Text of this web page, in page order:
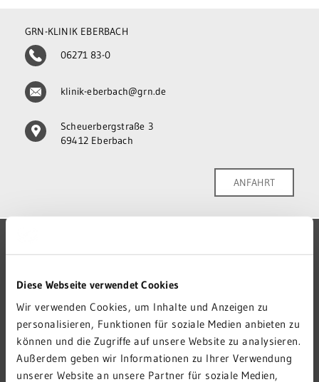
Diese Webseite verwendet Cookies
Wir verwenden Cookies, um Inhalte und Anzeigen zu
personalisieren, Funktionen für soziale Medien anbieten zu
können und die Zugriffe auf unsere Website zu analysieren.
Außerdem geben wir Informationen zu Ihrer Verwendung
unserer Website an unsere Partner für soziale Medien,
GRN-KLINIK EBERBACH
06271 83-0
klinik-eberbach@grn.de
Scheuerbergstraße 3
69412 Eberbach
ANFAHRT
KARRIERE
PRESSE
KONTAKT